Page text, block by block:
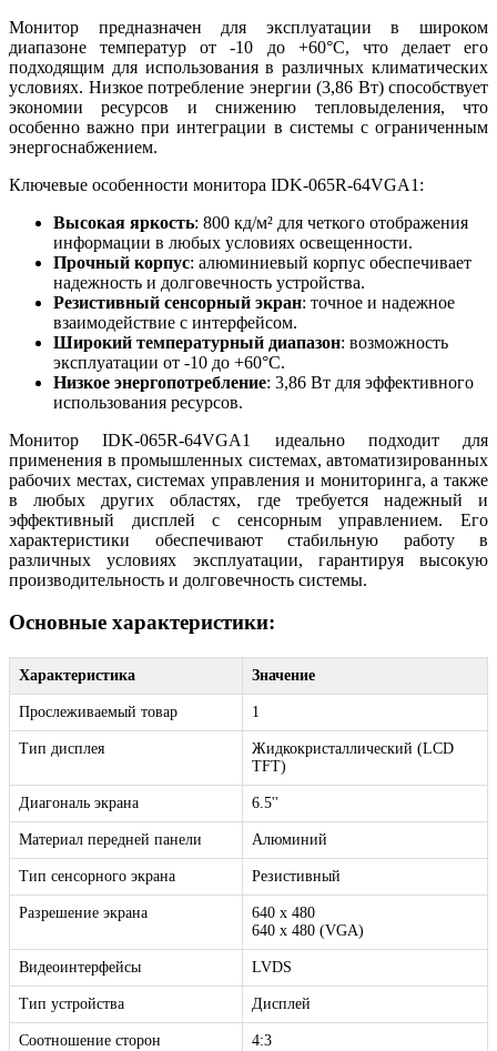
Монитор предназначен для эксплуатации в широком
диапазоне температур от -10 до +60°C, что делает его
подходящим для использования в различных климатических
условиях. Низкое потребление энергии (3,86 Вт) способствует
экономии ресурсов и снижению тепловыделения, что
особенно важно при интеграции в системы с ограниченным
энергоснабжением.
Ключевые особенности монитора IDK-065R-64VGA1:
Высокая яркость: 800 кд/м² для четкого отображения
информации в любых условиях освещенности.
Прочный корпус: алюминиевый корпус обеспечивает
надежность и долговечность устройства.
Резистивный сенсорный экран: точное и надежное
взаимодействие с интерфейсом.
Широкий температурный диапазон: возможность
эксплуатации от -10 до +60°C.
Низкое энергопотребление: 3,86 Вт для эффективного
использования ресурсов.
Монитор IDK-065R-64VGA1 идеально подходит для
применения в промышленных системах, автоматизированных
рабочих местах, системах управления и мониторинга, а также
в любых других областях, где требуется надежный и
эффективный дисплей с сенсорным управлением. Его
характеристики обеспечивают стабильную работу в
различных условиях эксплуатации, гарантируя высокую
производительность и долговечность системы.
Основные характеристики:
Характеристика Значение
Прослеживаемый товар 1
Тип дисплея
Жидкокристаллический (LCD
TFT)
Диагональ экрана 6.5''
Материал передней панели Алюминий
Тип сенсорного экрана Резистивный
Разрешение экрана
640 x 480
640 x 480 (VGA)
Видеоинтерфейсы LVDS
Тип устройства Дисплей
Соотношение сторон 4:3